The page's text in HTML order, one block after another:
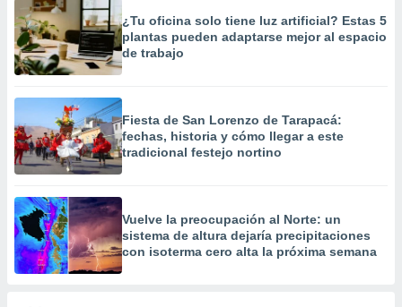
¿Tu oficina solo tiene luz artificial? Estas 5
plantas pueden adaptarse mejor al espacio
de trabajo
Fiesta de San Lorenzo de Tarapacá:
fechas, historia y cómo llegar a este
tradicional festejo nortino
Vuelve la preocupación al Norte: un
sistema de altura dejaría precipitaciones
con isoterma cero alta la próxima semana